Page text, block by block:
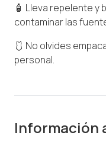
🧴 Lleva repelente
contaminar las
🩱 No olvides
personal.
Información